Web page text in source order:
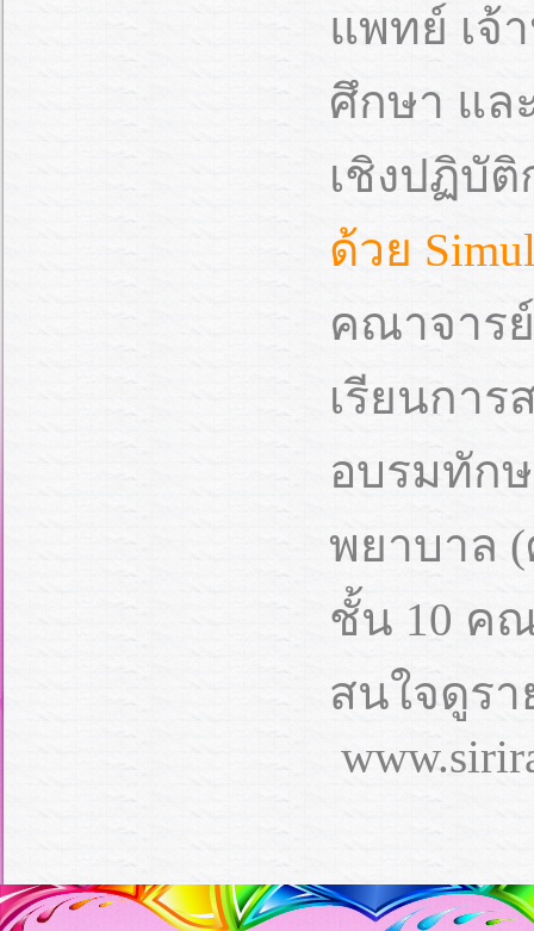
แพทย์ เจ้
ศึกษา แล
เชิงปฏิบัติ
ด้วย
คณาจาร
เรียนกา
อบรมทัก
พยาบาล
ชั้น 10 ค
สนใจดูรา